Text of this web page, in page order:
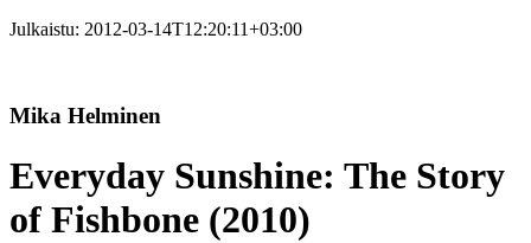
Julkaistu: 2012-03-14T12:20:11+03:00
Mika Helminen
Everyday Sunshine: The Story
of Fishbone (2010)